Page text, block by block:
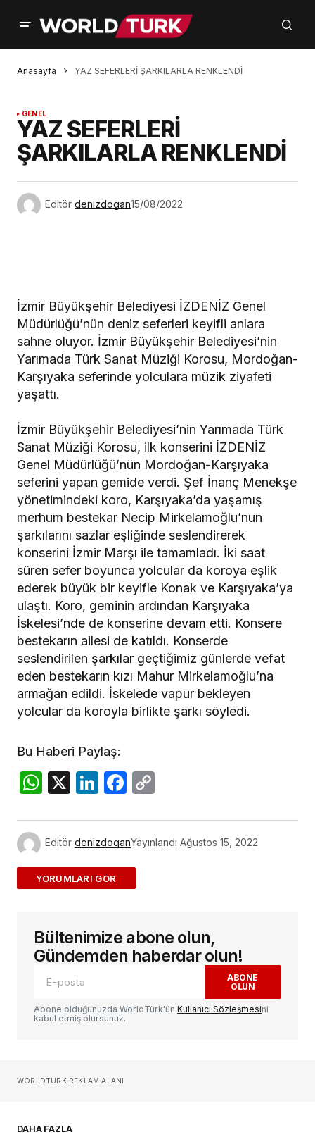
Anasayfa YAZ SEFERLERİ ŞARKILARLA RENKLENDİ
GENEL
YAZ SEFERLERİ
ŞARKILARLA RENKLENDİ
Editör denizdogan15/08/2022
İzmir Büyükşehir Belediyesi İZDENİZ Genel
Müdürlüğü’nün deniz seferleri keyifli anlara
sahne oluyor. İzmir Büyükşehir Belediyesi’nin
Yarımada Türk Sanat Müziği Korosu, Mordoğan-
Karşıyaka seferinde yolculara müzik ziyafeti
yaşattı.
İzmir Büyükşehir Belediyesi’nin Yarımada Türk
Sanat Müziği Korosu, ilk konserini İZDENİZ
Genel Müdürlüğü’nün Mordoğan-Karşıyaka
seferini yapan gemide verdi. Şef İnanç Menekşe
yönetimindeki koro, Karşıyaka’da yaşamış
merhum bestekar Necip Mirkelamoğlu’nun
şarkılarını sazlar eşliğinde seslendirerek
konserini İzmir Marşı ile tamamladı. İki saat
süren sefer boyunca yolcular da koroya eşlik
ederek büyük bir keyifle Konak ve Karşıyaka’ya
ulaştı. Koro, geminin ardından Karşıyaka
İskelesi’nde de konserine devam etti. Konsere
bestekarın ailesi de katıldı. Konserde
seslendirilen şarkılar geçtiğimiz günlerde vefat
eden bestekarın kızı Mahur Mirkelamoğlu’na
armağan edildi. İskelede vapur bekleyen
yolcular da koroyla birlikte şarkı söyledi.
Bu Haberi Paylaş:
WhatsApp
X LinkedIn
Facebook
Editör denizdoganYayınlandı Ağustos 15, 2022
ADD A COMMENT
E-posta adresiniz yayınlanmayacak.
alanlar*ile işaretlenmişlerdir
Yorum
Sizin adınız*
Bültenimize abone olun,
Gündemden haberdar olun!
ABONE
OLUN
Abone olduğunuzda WorldTürk'ün Kullanıcı Sözleşmesini
kabul etmiş olursunuz.
WORLDTURK REKLAM ALANI
DAHA FAZLA